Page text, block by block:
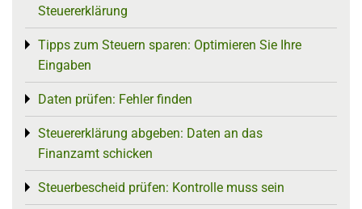
Steuererklärung
Tipps zum Steuern sparen: Optimieren Sie Ihre
Eingaben
Toggle menu
Daten prüfen: Fehler finden
Toggle menu
Steuererklärung abgeben: Daten an das
Finanzamt schicken
Toggle menu
Steuerbescheid prüfen: Kontrolle muss sein
Toggle menu